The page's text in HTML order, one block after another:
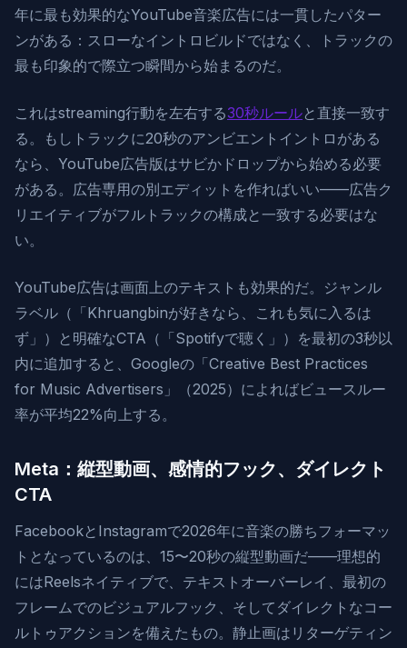
年に最も効果的なYouTube音楽広告には一貫したパター
ンがある：スローなイントロビルドではなく、トラックの
最も印象的で際立つ瞬間から始まるのだ。
これはstreaming行動を左右する30秒ルールと直接一致す
る。もしトラックに20秒のアンビエントイントロがある
なら、YouTube広告版はサビかドロップから始める必要
がある。広告専用の別エディットを作ればいい——広告ク
リエイティブがフルトラックの構成と一致する必要はな
い。
YouTube広告は画面上のテキストも効果的だ。ジャンル
ラベル（「Khruangbinが好きなら、これも気に入るは
ず」）と明確なCTA（「Spotifyで聴く」）を最初の3秒以
内に追加すると、Googleの「Creative Best Practices
for Music Advertisers」（2025）によればビュースルー
率が平均22%向上する。
Meta：縦型動画、感情的フック、ダイレクト
CTA
FacebookとInstagramで2026年に音楽の勝ちフォーマッ
トとなっているのは、15〜20秒の縦型動画だ——理想的
にはReelsネイティブで、テキストオーバーレイ、最初の
フレームでのビジュアルフック、そしてダイレクトなコー
ルトゥアクションを備えたもの。静止画はリターゲティン